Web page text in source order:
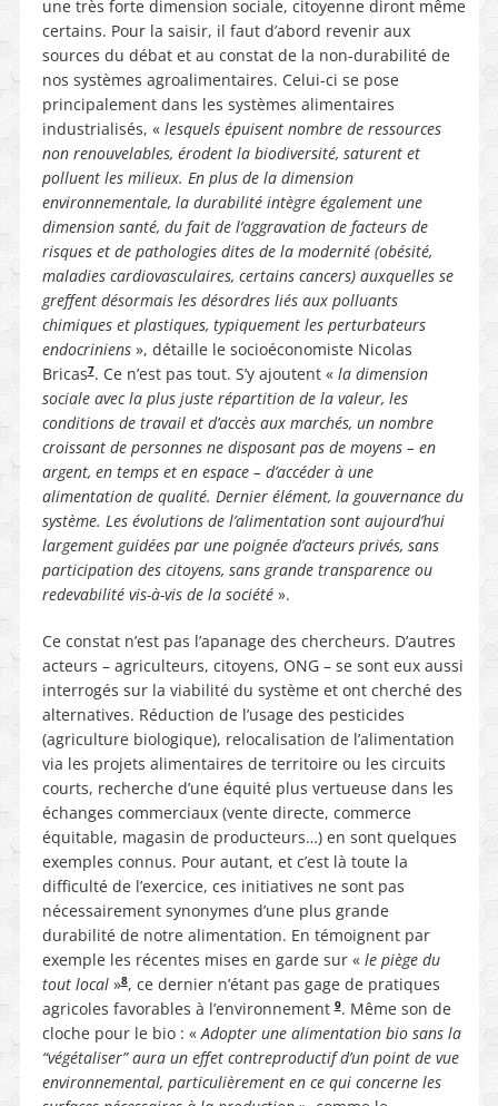
une très forte dimension sociale, citoyenne diront même
certains. Pour la saisir, il faut d’abord revenir aux
sources du débat et au constat de la non-durabilité de
nos systèmes agroalimentaires. Celui-ci se pose
principalement dans les systèmes alimentaires
industrialisés, « lesquels épuisent nombre de ressources
non renouvelables, érodent la biodiversité, saturent et
polluent les milieux. En plus de la dimension
environnementale, la durabilité intègre également une
dimension santé, du fait de l’aggravation de facteurs de
risques et de pathologies dites de la modernité (obésité,
maladies cardiovasculaires, certains cancers) auxquelles se
greffent désormais les désordres liés aux polluants
chimiques et plastiques, typiquement les perturbateurs
endocriniens », détaille le socioéconomiste Nicolas
Bricas7. Ce n’est pas tout. S’y ajoutent « la dimension
sociale avec la plus juste répartition de la valeur, les
conditions de travail et d’accès aux marchés, un nombre
croissant de personnes ne disposant pas de moyens – en
argent, en temps et en espace – d’accéder à une
alimentation de qualité. Dernier élément, la gouvernance du
système. Les évolutions de l’alimentation sont aujourd’hui
largement guidées par une poignée d’acteurs privés, sans
participation des citoyens, sans grande transparence ou
redevabilité vis-à-vis de la société».
Ce constat n’est pas l’apanage des chercheurs. D’autres
acteurs – agriculteurs, citoyens, ONG – se sont eux aussi
interrogés sur la viabilité du système et ont cherché des
alternatives. Réduction de l’usage des pesticides
(agriculture biologique), relocalisation de l’alimentation
via les projets alimentaires de territoire ou les circuits
courts, recherche d’une équité plus vertueuse dans les
échanges commerciaux (vente directe, commerce
équitable, magasin de producteurs…) en sont quelques
exemples connus. Pour autant, et c’est là toute la
difficulté de l’exercice, ces initiatives ne sont pas
nécessairement synonymes d’une plus grande
durabilité de notre alimentation. En témoignent par
exemple les récentes mises en garde sur « le piège du
tout local»8, ce dernier n’étant pas gage de pratiques
agricoles favorables à l’environnement9. Même son de
cloche pour le bio : «Adopter une alimentation bio sans la
“végétaliser” aura un effet contreproductif d’un point de vue
environnemental, particulièrement en ce qui concerne les